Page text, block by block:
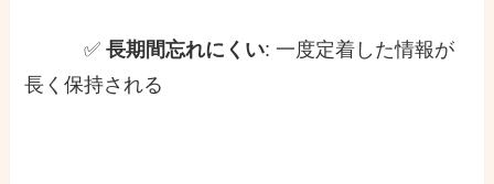
✅長期間忘れにくい: 一度定着した情報が
長く保持される